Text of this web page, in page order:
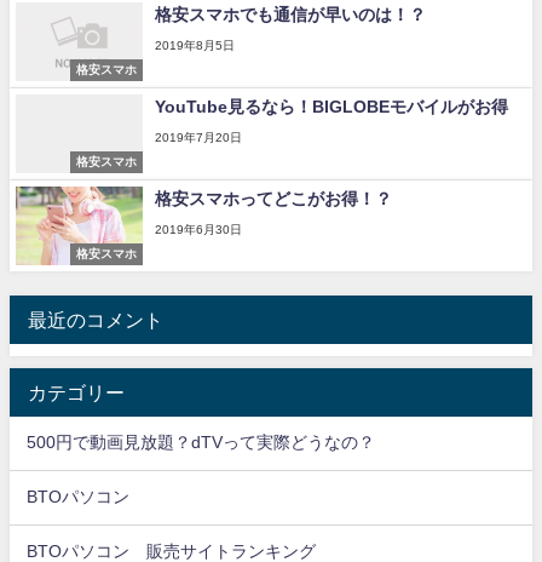
格安スマホ
格安スマホでも通信が早いのは！？
2019年8月5日
格安スマホ
YouTube見るなら！BIGLOBEモバイルがお得
2019年7月20日
格安スマホ
格安スマホってどこがお得！？
2019年6月30日
最近のコメント
カテゴリー
500円で動画見放題？dTVって実際どうなの？
BTOパソコン
BTOパソコン 販売サイトランキング